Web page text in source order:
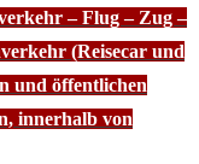
– Flug – Zug –
(Reisecar und
und öffentlichen
innerhalb von